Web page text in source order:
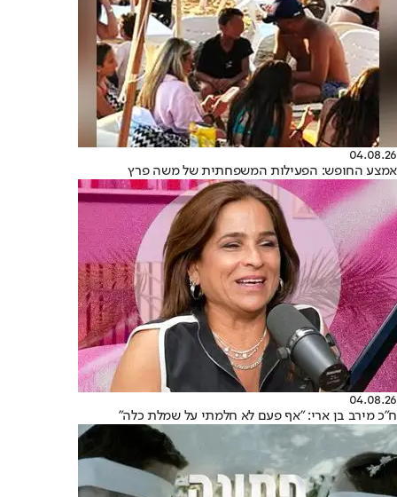
04.08.26
אמצע החופש: הפעילות המשפחתית של משה פרץ
04.08.26
ח"כ מירב בן ארי: "אף פעם לא חלמתי על שמלת כלה"